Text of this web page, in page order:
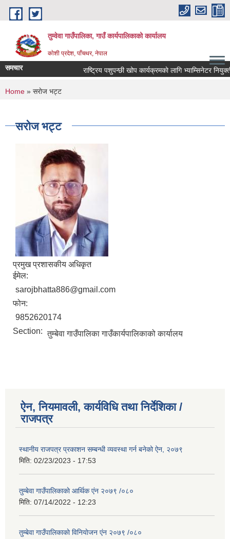
Skip to main content
तुम्वेवा गाउँपालिका, गाउँ कार्यपालिकाको कार्यालय
काेशी प्रदेश, पाँचथर, नेपाल
समचार राष्ट्रिय पशुपन्छी खोप कार्यक्रमकाे लागि भ्याम्सिनेटर
You are here
Home » सराेज भट्ट
सराेज भट्ट
प्रमुख प्रशासकीय अधिकृत
ईमेल:
sarojbhatta886@gmail.com
फोन:
9852620174
Section: तुम्बेवा गाउँपालिका गाउँकार्यपालिकाको कार्यालय
ऐन, नियमावली, कार्यविधि तथा निर्देशिका /
राजपत्र
स्थानीय राजपत्र प्रकाशन सम्बन्धी व्यवस्था गर्न बनेको ऐन, २०७९
मिति: 02/23/2023 - 17:53
तुम्बेवा गाउँपालिकाकाे आर्थिक एंन २०७९ /०८०
मिति: 07/14/2022 - 12:23
तुम्बेवा गाउँपालिकाकाे विनियाेजन एंन २०७९ /०८०